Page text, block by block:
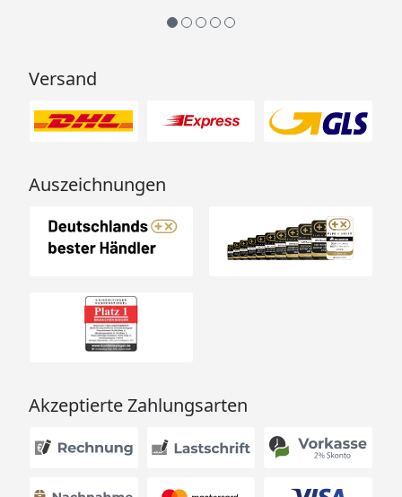
Versand
Auszeichnungen
Akzeptierte Zahlungsarten